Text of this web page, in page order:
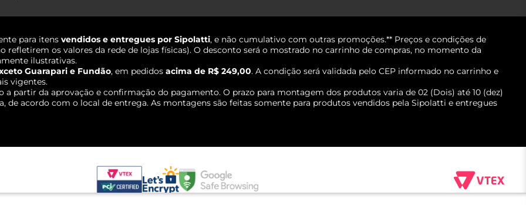
para itens vendidos e entregues por Sipolatti, e não cumulativo com outras promoções.** Preços e condições de
refletirem os valores da rede de lojas físicas). O desconto será o mostrado no carrinho de compras, no momento da
ilustrativas.
Guarapari e Fundão, em pedidos acima de R$ 249,00. A condição será validada pelo CEP informado no carrinho e
vigentes.
a partir da aprovação e confirmação do pagamento. O prazo para montagem dos produtos varia de 02 (Dois) até 10 (dez)
acordo com o local de entrega. As montagens são feitas somente para produtos vendidos pela Sipolatti e entregues